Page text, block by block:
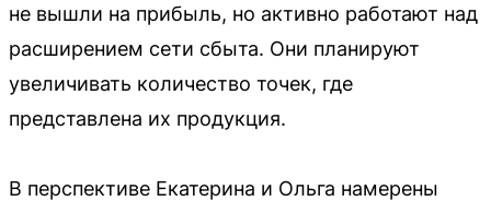
не вышли на прибыль, но активно работают над
расширением сети сбыта. Они планируют
увеличивать количество точек, где
представлена их продукция.
В перспективе Екатерина и Ольга намерены